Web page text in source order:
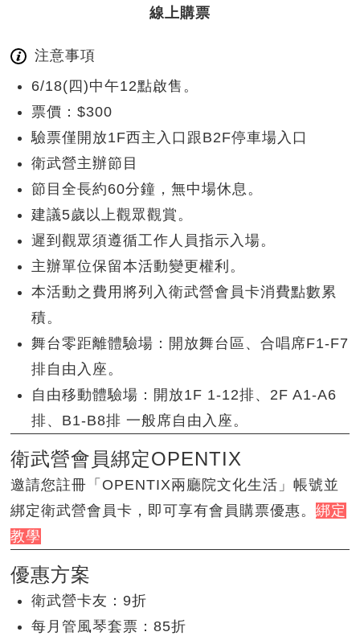
線上購票
注意事項
6/18(四)中午12點啟售。
票價：$300
驗票僅開放1F西主入口跟B2F停車場入口
衛武營主辦節目
節目全長約60分鐘，無中場休息。
建議5歲以上觀眾觀賞。
遲到觀眾須遵循工作人員指示入場。
主辦單位保留本活動變更權利。
本活動之費用將列入衛武營會員卡消費點數累
積。
舞台零距離體驗場：開放舞台區、合唱席F1-F7
排自由入座。
自由移動體驗場：開放1F 1-12排、2F A1-A6
排、B1-B8排 一般席自由入座。
衛武營會員綁定OPENTIX
邀請您註冊「OPENTIX兩廳院文化生活」帳號並
綁定衛武營會員卡，即可享有會員購票優惠。綁定
教學
優惠方案
衛武營卡友：9折
每月管風琴套票：85折